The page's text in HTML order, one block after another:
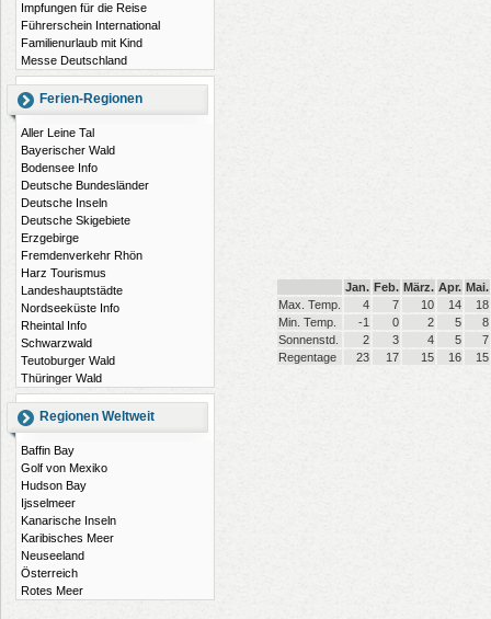
Impfungen für die Reise
Führerschein International
Familienurlaub mit Kind
Messe Deutschland
Ferien-Regionen
Aller Leine Tal
Bayerischer Wald
Bodensee Info
Deutsche Bundesländer
Deutsche Inseln
Deutsche Skigebiete
Erzgebirge
Fremdenverkehr Rhön
Harz Tourismus
Landeshauptstädte
Nordseeküste Info
Rheintal Info
Schwarzwald
Teutoburger Wald
Thüringer Wald
Regionen Weltweit
Baffin Bay
Golf von Mexiko
Hudson Bay
Ijsselmeer
Kanarische Inseln
Karibisches Meer
Neuseeland
Österreich
Rotes Meer
Jan. Feb. März. Apr. Mai.
Max. Temp.
4 7 10 14
18
Min. Temp.
-1 0 2 5
8
Sonnenstd.
2 3 4 5
7
Regentage
23 17 15 16 15